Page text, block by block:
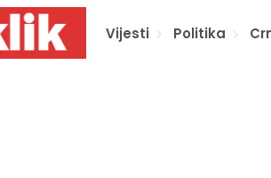
Vijesti Politika